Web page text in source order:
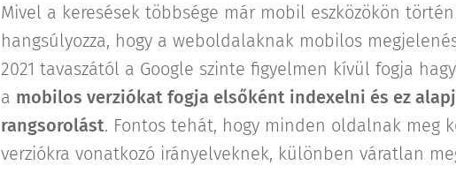
Mivel a keresések többsége már mobil eszközökön
hangsúlyozza, hogy a weboldalaknak mobilos
2021 tavaszától a Google szinte figyelmen kívül fogja
a mobilos verziókat fogja elsőként indexelni és ez
rangsorolást. Fontos tehát, hogy minden oldalnak meg
verziókra vonatkozó irányelveknek, különben váratlan